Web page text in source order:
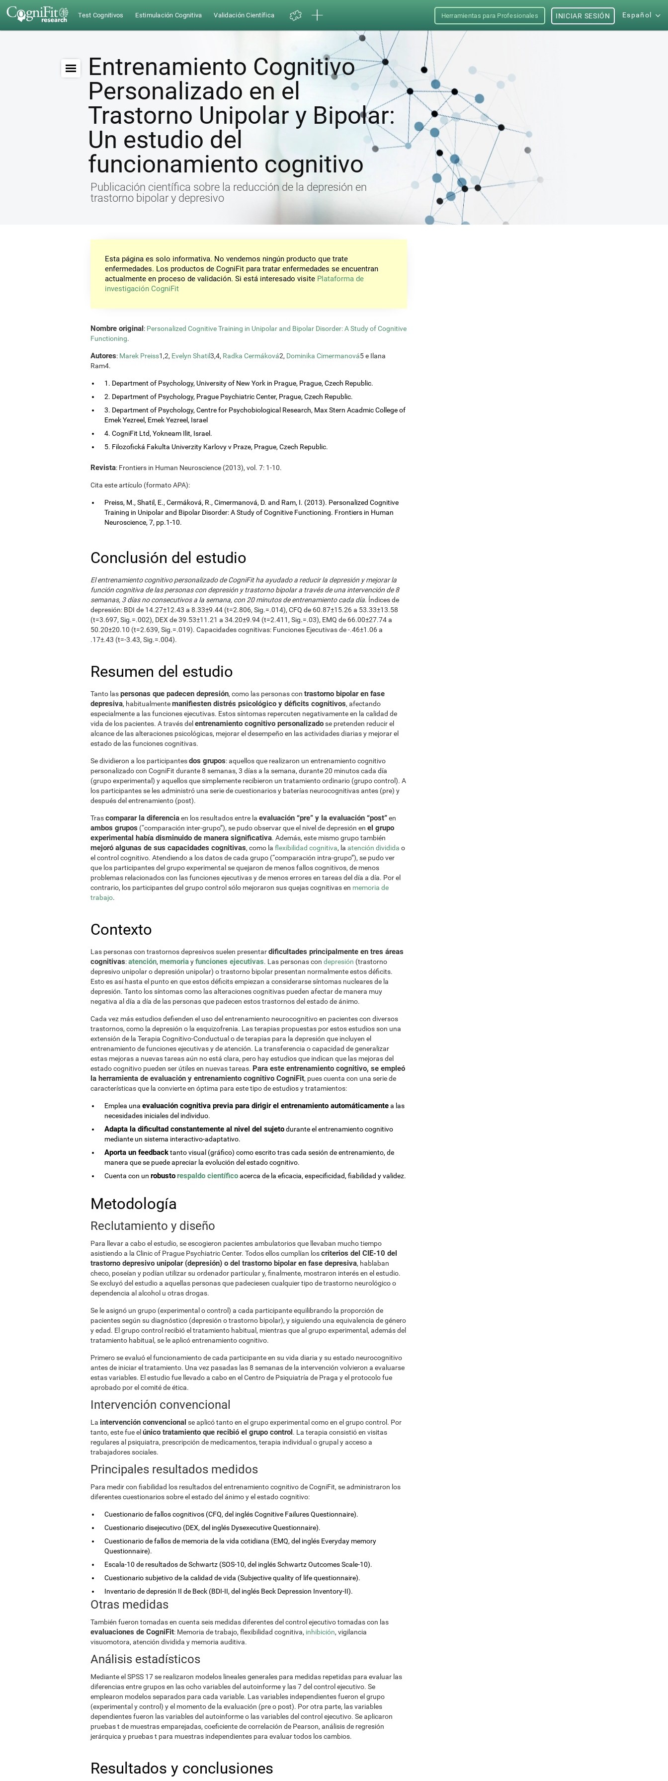
Test Cognitivos Estimulación Cognitiva Validación Científica Herramientas para Profesionales Español
INICIAR SESIÓN
Entrenamiento Cognitivo
Personalizado en el
Trastorno Unipolar y Bipolar:
Un estudio del
funcionamiento cognitivo
Publicación científica sobre la reducción de la depresión en
trastorno bipolar y depresivo
Esta página es solo informativa. No vendemos ningún producto que trate
enfermedades. Los productos de CogniFit para tratar enfermedades se encuentran
actualmente en proceso de validación. Si está interesado visite Plataforma de
investigación CogniFit
Nombre original: Personalized Cognitive Training in Unipolar and Bipolar Disorder: A Study of Cognitive
Functioning.
Autores: Marek Preiss1,2, Evelyn Shatil3,4, Radka Cermáková2, Dominika Cimermanová5 e Ilana
Ram4.
1. Department of Psychology, University of New York in Prague, Prague, Czech Republic.
2. Department of Psychology, Prague Psychiatric Center, Prague, Czech Republic.
3. Department of Psychology, Centre for Psychobiological Research, Max Stern Acadmic College of
Emek Yezreel, Emek Yezreel, Israel
4. CogniFit Ltd, Yokneam Ilit, Israel.
5. Filozofická Fakulta Univerzity Karlovy v Praze, Prague, Czech Republic.
Revista: Frontiers in Human Neuroscience (2013), vol. 7: 1-10.
Cita este artículo (formato APA):
Preiss, M., Shatil, E., Cermáková, R., Cimermanová, D. and Ram, I. (2013). Personalized Cognitive
Training in Unipolar and Bipolar Disorder: A Study of Cognitive Functioning. Frontiers in Human
Neuroscience, 7, pp.1-10.
Conclusión del estudio
El entrenamiento cognitivo personalizado de CogniFit ha ayudado a reducir la depresión y mejorar la
función cognitiva de las personas con depresión y trastorno bipolar a través de una intervención de 8
semanas, 3 días no consecutivos a la semana, con 20 minutos de entrenamiento cada día. Índices de
depresión: BDI de 14.27±12.43 a 8.33±9.44 (t=2.806, Sig.=.014), CFQ de 60.87±15.26 a 53.33±13.58
(t=3.697, Sig.=.002), DEX de 39.53±11.21 a 34.20±9.94 (t=2.411, Sig.=.03), EMQ de 66.00±27.74 a
50.20±20.10 (t=2.639, Sig.=.019). Capacidades cognitivas: Funciones Ejecutivas de -.46±1.06 a
.17±.43 (t=-3.43, Sig.=.004).
Resumen del estudio
Tanto laspersonas que padecen depresión, como las personas con trastorno bipolar en fase
depresiva, habitualmentemanifiesten distrés psicológico y déficits cognitivos, afectando
especialmente a las funciones ejecutivas. Estos síntomas repercuten negativamente en la calidad de
vida de los pacientes. A través del entrenamiento cognitivo personalizadose pretenden reducir el
alcance de las alteraciones psicológicas, mejorar el desempeño en las actividades diarias y mejorar el
estado de las funciones cognitivas.
Se dividieron a los participantesdos grupos: aquellos que realizaron un entrenamiento cognitivo
personalizado con CogniFit durante 8 semanas, 3 días a la semana, durante 20 minutos cada día
(grupo experimental) y aquellos que simplemente recibieron un tratamiento ordinario (grupo control). A
los participantes se les administró una serie de cuestionarios y baterías neurocognitivas antes (pre) y
después del entrenamiento (post).
Trascomparar la diferenciaen los resultados entre la evaluación “pre” y la evaluación “post”en
ambos grupos (“comparación inter-grupo”), se pudo observar que el nivel de depresión en el grupo
experimental había disminuido de manera significativa. Además, este mismo grupo también
mejoró algunas de sus capacidades cognitivas, como la flexibilidad cognitiva, la atención dividida o
el control cognitivo. Atendiendo a los datos de cada grupo (“comparación intra-grupo”), se pudo ver
que los participantes del grupo experimental se quejaron de menos fallos cognitivos, de menos
problemas relacionados con las funciones ejecutivas y de menos errores en tareas del día a día. Por el
contrario, los participantes del grupo control sólo mejoraron sus quejas cognitivas en memoria de
trabajo.
Contexto
Las personas con trastornos depresivos suelen presentardificultades principalmente en tres áreas
cognitivas:atención, memoriayfunciones ejecutivas. Las personas con depresión (trastorno
depresivo unipolar o depresión unipolar) o trastorno bipolar presentan normalmente estos déficits.
Esto es así hasta el punto en que estos déficits empiezan a considerarse síntomas nucleares de la
depresión. Tanto los síntomas como las alteraciones cognitivas pueden afectar de manera muy
negativa al día a día de las personas que padecen estos trastornos del estado de ánimo.
Cada vez más estudios defienden el uso del entrenamiento neurocognitivo en pacientes con diversos
trastornos, como la depresión o la esquizofrenia. Las terapias propuestas por estos estudios son una
extensión de la Terapia Cognitivo-Conductual o de terapias para la depresión que incluyen el
entrenamiento de funciones ejecutivas y de atención. La transferencia o capacidad de generalizar
estas mejoras a nuevas tareas aún no está clara, pero hay estudios que indican que las mejoras del
estado cognitivo pueden ser útiles en nuevas tareas. Para este entrenamiento cognitivo, se empleó
la herramienta de evaluación y entrenamiento cognitivo CogniFit, pues cuenta con una serie de
características que la convierte en óptima para este tipo de estudios y tratamientos:
Emplea una evaluación cognitiva previa para dirigir el entrenamiento automáticamentea las
necesidades iniciales del individuo.
Adapta la dificultad constantemente al nivel del sujetodurante el entrenamiento cognitivo
mediante un sistema interactivo-adaptativo.
Aporta un feedbacktanto visual (gráfico) como escrito tras cada sesión de entrenamiento, de
manera que se puede apreciar la evolución del estado cognitivo.
Cuenta con un robustorespaldo científicoacerca de la eficacia, especificidad, fiabilidad y validez.
Metodología
Reclutamiento y diseño
Para llevar a cabo el estudio, se escogieron pacientes ambulatorios que llevaban mucho tiempo
asistiendo a la Clinic of Prague Psychiatric Center. Todos ellos cumplían loscriterios del CIE-10 del
trastorno depresivo unipolar (depresión) o del trastorno bipolar en fase depresiva, hablaban
checo, poseían y podían utilizar su ordenador particular y, finalmente, mostraron interés en el estudio.
Se excluyó del estudio a aquellas personas que padeciesen cualquier tipo de trastorno neurológico o
dependencia al alcohol u otras drogas.
Se le asignó un grupo (experimental o control) a cada participante equilibrando la proporción de
pacientes según su diagnóstico (depresión o trastorno bipolar), y siguiendo una equivalencia de género
y edad. El grupo control recibió el tratamiento habitual, mientras que al grupo experimental, además del
tratamiento habitual, se le aplicó entrenamiento cognitivo.
Primero se evaluó el funcionamiento de cada participante en su vida diaria y su estado neurocognitivo
antes de iniciar el tratamiento. Una vez pasadas las 8 semanas de la intervención volvieron a evaluarse
estas variables. El estudio fue llevado a cabo en el Centro de Psiquiatría de Praga y el protocolo fue
aprobado por el comité de ética.
Intervención convencional
La intervención convencional se aplicó tanto en el grupo experimental como en el grupo control. Por
tanto, este fue el único tratamiento que recibió el grupo control. La terapia consistió en visitas
regulares al psiquiatra, prescripción de medicamentos, terapia individual o grupal y acceso a
trabajadores sociales.
Principales resultados medidos
Para medir con fiabilidad los resultados del entrenamiento cognitivo de CogniFit, se administraron los
diferentes cuestionarios sobre el estado del ánimo y el estado cognitivo:
Cuestionario de fallos cognitivos (CFQ, del inglés Cognitive Failures Questionnaire).
Cuestionario disejecutivo (DEX, del inglés Dysexecutive Questionnaire).
Cuestionario de fallos de memoria de la vida cotidiana (EMQ, del inglés Everyday memory
Questionnaire).
Escala-10 de resultados de Schwartz (SOS-10, del inglés Schwartz Outcomes Scale-10).
Cuestionario subjetivo de la calidad de vida (Subjective quality of life questionnaire).
Inventario de depresión II de Beck (BDI-II, del inglés Beck Depression Inventory-II).
Otras medidas
También fueron tomadas en cuenta seis medidas diferentes del control ejecutivo tomadas con las
evaluaciones de CogniFit: Memoria de trabajo, flexibilidad cognitiva, inhibición, vigilancia
visuomotora, atención dividida y memoria auditiva.
Análisis estadísticos
Mediante el SPSS 17 se realizaron modelos lineales generales para medidas repetidas para evaluar las
diferencias entre grupos en las ocho variables del autoinforme y las 7 del control ejecutivo. Se
emplearon modelos separados para cada variable. Las variables independientes fueron el grupo
(experimental y control) y el momento de la evaluación (pre o post). Por otra parte, las variables
dependientes fueron las variables del autoinforme o las variables del control ejecutivo. Se aplicaron
pruebas t de muestras emparejadas, coeficiente de correlación de Pearson, análisis de regresión
jerárquica y pruebas t para muestras independientes para evaluar todos los cambios.
Resultados y conclusiones